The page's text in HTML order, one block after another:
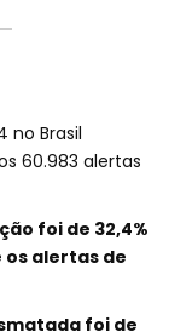
no Brasil
60.983 alertas
foi de 32,4%
os alertas de
foi de